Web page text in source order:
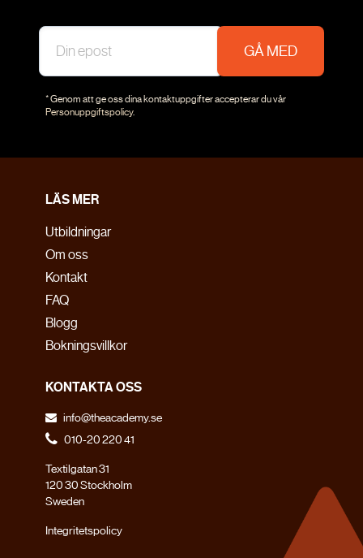
GÅ MED
* Genom att ge oss dina kontaktuppgifter accepterar du vår
Personuppgiftspolicy.
LÄS MER
Utbildningar
Om oss
Kontakt
FAQ
Blogg
Bokningsvillkor
KONTAKTA OSS
info@theacademy.se
010-20 220 41
Textilgatan 31
120 30 Stockholm
Sweden
Integritetspolicy
LIVE
DJUPT